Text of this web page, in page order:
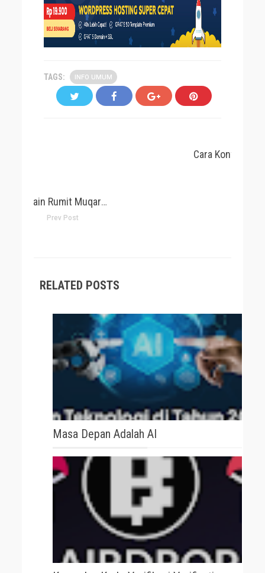
TAGS: INFO UMUM
Desain Rumit Muqarnas Dari Peradaban Islam
Prev Post
RELATED POSTS
Masa Depan Adalah AI